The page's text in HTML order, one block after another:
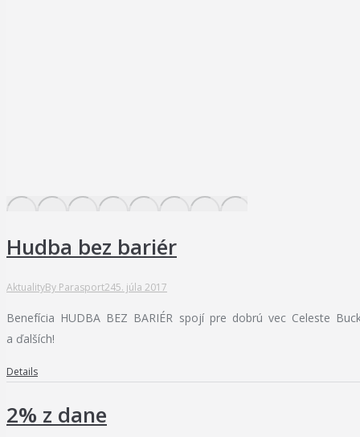
Hudba bez bariér
AktualityBy Parasport245. júla 2017
Benefícia HUDBA BEZ BARIÉR spojí pre dobrú vec Celeste
a ďalších!
Details
2% z dane